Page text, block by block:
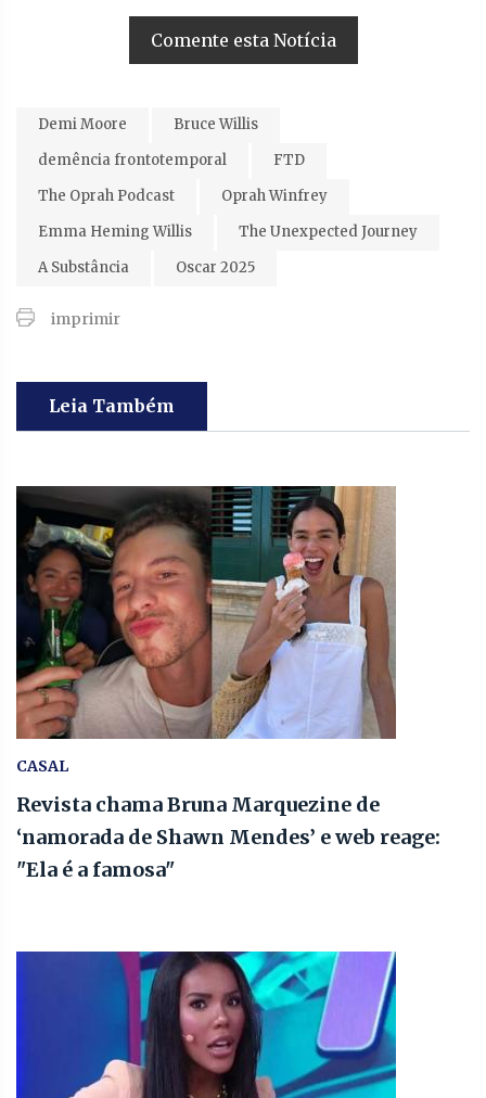
Comente esta Notícia
Demi Moore
Bruce Willis
demência frontotemporal
FTD
The Oprah Podcast
Oprah Winfrey
Emma Heming Willis
The Unexpected Journey
A Substância
Oscar 2025
imprimir
Leia Também
CASAL
Revista chama Bruna Marquezine de
‘namorada de Shawn Mendes’ e web reage:
"Ela é a famosa"